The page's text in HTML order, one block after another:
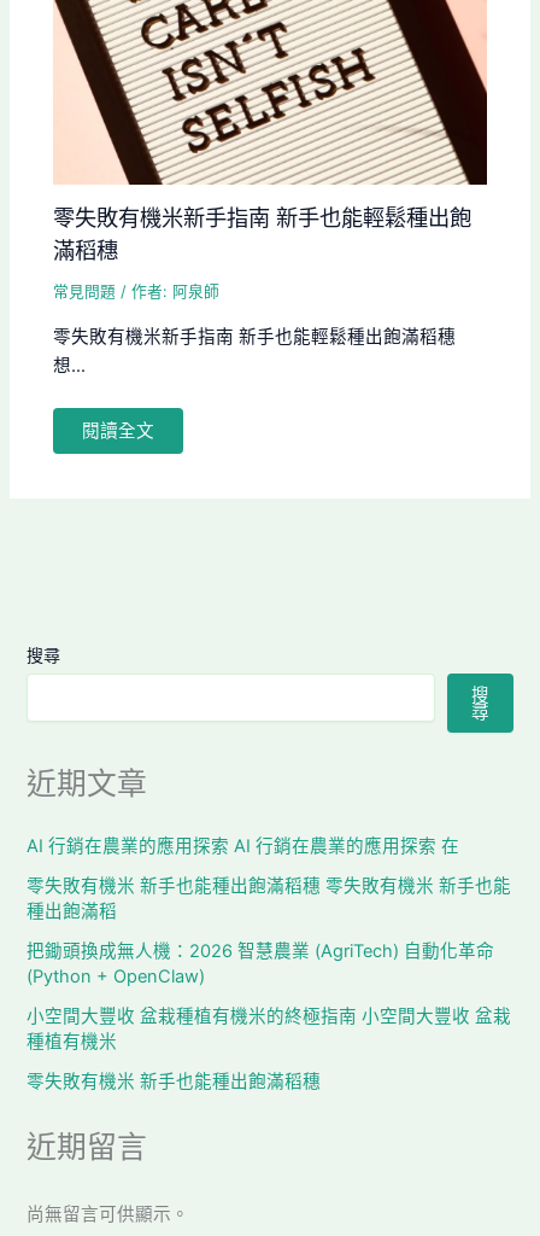
零失敗有機米新手指南 新手也能輕鬆種出飽
滿稻穗
常見問題 / 作者: 阿泉師
零失敗有機米新手指南 新手也能輕鬆種出飽滿稻穗
想...
閱讀全文
搜尋
搜
尋
近期文章
AI 行銷在農業的應用探索 AI 行銷在農業的應用探索 在
零失敗有機米 新手也能種出飽滿稻穗 零失敗有機米 新手也能
種出飽滿稻
把鋤頭換成無人機：2026 智慧農業 (AgriTech) 自動化革命
(Python + OpenClaw)
小空間大豐收 盆栽種植有機米的終極指南 小空間大豐收 盆栽
種植有機米
零失敗有機米 新手也能種出飽滿稻穗
近期留言
尚無留言可供顯示。